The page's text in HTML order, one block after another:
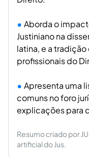
Aborda o
Justiniano na
latina, e a
profissionais do
Apresenta uma
comuns no foro
explicações para
Resumo criado por
artificial do Jus.